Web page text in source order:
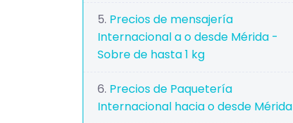
Precios de mensajería
Internacional a o desde Mérida -
Sobre de hasta 1 kg
Precios de Paquetería
Internacional hacia o desde Mérida